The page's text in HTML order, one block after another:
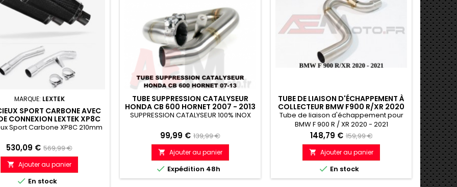
MARQUE: LEXTEK
SPORT CARBONE AVEC
CONNEXION LEXTEK XP8C
YAMAHA FJR1300 (01-19)
Sport Carbone XP8C 210mm
Prix
530,09 € Prix
de
référence
569,99 €
 Ajouter au panier
 En stock
TUBE SUPPRESSION CATALYSEUR
HONDA CB 600 HORNET 2007 - 2013
SUPPRESSION CATALYSEUR 100% INOX
Prix
99,99 € Prix
de
référence
139,99 €
 Ajouter au panier
 Expédition 48h
TUBE DE LIAISON D'ÉCHAPPEMENT À
COLLECTEUR BMW F900 R/XR 2020
- 2021
Tube de liaison d'échappement pour
BMW F 900 R / XR 2020 - 2021
Prix
148,79 € Prix
de
référence
159,99 €
 Ajouter au panier
 En stock
LIGNE